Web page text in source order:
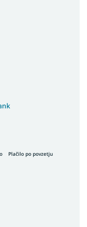
Plačilo po povzetju